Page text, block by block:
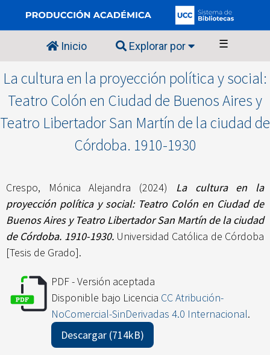
Inicio Explorar por ☰
La cultura en la proyección política y social:
Teatro Colón en Ciudad de Buenos Aires y
Teatro Libertador San Martín de la ciudad de
Córdoba. 1910-1930
Crespo, Mónica Alejandra (2024) La cultura en la
proyección política y social: Teatro Colón en Ciudad de
Buenos Aires y Teatro Libertador San Martín de la ciudad
de Córdoba. 1910-1930.Universidad Católica de Córdoba
[Tesis de Grado].
PDF - Versión aceptada
Disponible bajo Licencia CC Atribución-
NoComercial-SinDerivadas 4.0 Internacional.
Descargar (714kB)